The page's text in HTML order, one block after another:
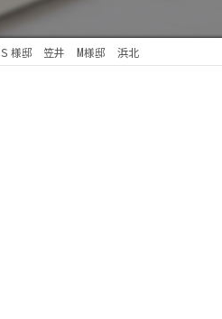
Ｓ様邸 笠井 M様邸 浜北